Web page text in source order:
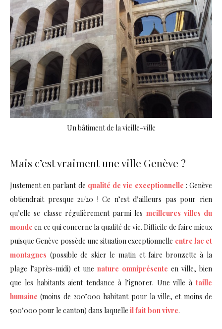
Un bâtiment de la vieille-ville
Mais c’est vraiment une ville Genève ?
Justement en parlant de qualité de vie exceptionnelle : Genève
obtiendrait presque 21/20 ! Ce n’est d’ailleurs pas pour rien
qu’elle se classe régulièrement parmi les meilleures villes du
monde en ce qui concerne la qualité de vie. Difficile de faire mieux
puisque Genève possède une situation exceptionnelle entre lac et
montagnes (possible de skier le matin et faire bronzette à la
plage l’après-midi) et une nature omniprésente en ville, bien
que les habitants aient tendance à l’ignorer. Une ville à taille
humaine (moins de 200’000 habitant pour la ville, et moins de
500’000 pour le canton) dans laquelle il fait bon vivre.